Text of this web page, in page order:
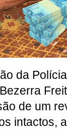
da
de um
intactos,